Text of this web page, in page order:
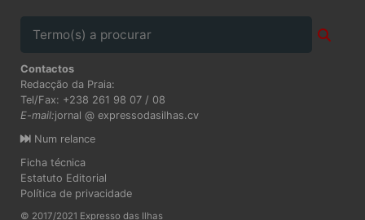
Contactos
Redacção da Praia:
Tel/Fax: +238 261 98 07 / 08
E-mail:jornal @ expressodasilhas.cv
Num relance
Ficha técnica
Estatuto Editorial
Política de privacidade
© 2017/2021 Expresso das Ilhas